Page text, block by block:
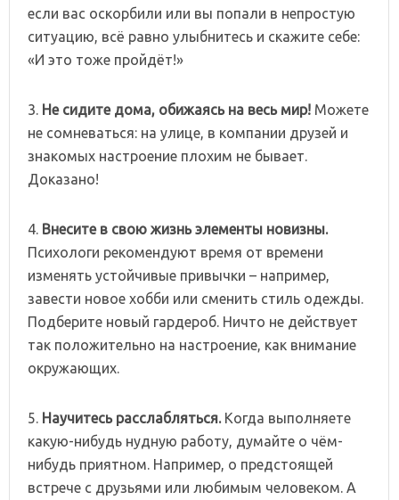
если вас оскорбили или вы попали в непростую
ситуацию, всё равно улыбнитесь и скажите себе:
«И это тоже пройдёт!»
3. Не сидите дома, обижаясь на весь мир! Можете
не сомневаться: на улице, в компании друзей и
знакомых настроение плохим не бывает.
Доказано!
4. Внесите в свою жизнь элементы новизны.
Психологи рекомендуют время от времени
изменять устойчивые привычки – например,
завести новое хобби или сменить стиль одежды.
Подберите новый гардероб. Ничто не действует
так положительно на настроение, как внимание
окружающих.
5. Научитесь расслабляться. Когда выполняете
какую-нибудь нудную работу, думайте о чём-
нибудь приятном. Например, о предстоящей
встрече с друзьями или любимым человеком. А